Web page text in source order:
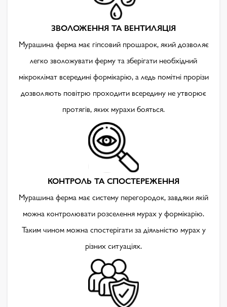
ЗВОЛОЖЕННЯ ТА ВЕНТИЛЯЦІЯ
Мурашина ферма має гіпсовий прошарок, який дозволяє
легко зволожувати ферму та зберігати необхідний
мікроклімат всередині формікарію, а ледь помітні прорізи
дозволяють повітрю проходити всередину не утворює
протягів, яких мурахи бояться.
КОНТРОЛЬ ТА СПОСТЕРЕЖЕННЯ
Мурашина ферма має систему перегородок, завдяки якій
можна контролювати розселення мурах у формікарію.
Таким чином можна спостерігати за діяльністю мурах у
різних ситуаціях.